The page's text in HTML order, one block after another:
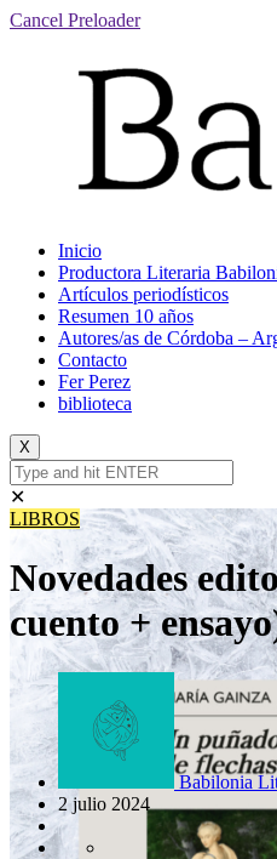
Cancel Preloader
Inicio
Productora Literaria
Artículos periodísticos
Resumen 10 años
Autores/as de Córdoba –
Contacto
Fer Perez
biblioteca
X
✕
LIBROS
Novedades
cuento +
Babilonia
2 julio 2024